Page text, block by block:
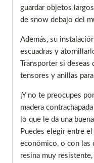
guardar objetos
de snow debajo del
Además, su
escuadras y
Transporter si deseas
tensores y anillas
¡Y no te preocupes
madera
lo que le da una
Puedes elegir entre el
económico, o con las
resina muy